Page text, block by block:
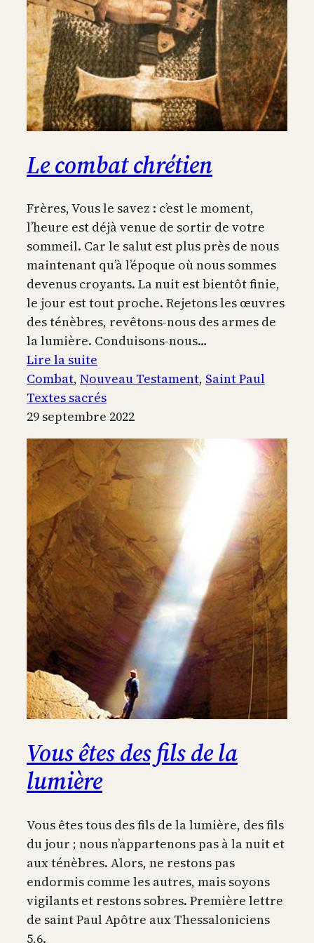
Le combat chrétien
Frères, Vous le savez : c’est le moment,
l’heure est déjà venue de sortir de votre
sommeil. Car le salut est plus près de nous
maintenant qu’à l’époque où nous sommes
devenus croyants. La nuit est bientôt finie,
le jour est tout proche. Rejetons les œuvres
des ténèbres, revêtons-nous des armes de
la lumière. Conduisons-nous…
Lire la suite
Le
combat
chrétien
Combat, Nouveau Testament, Saint Paul
Textes sacrés
29 septembre 2022
Vous êtes des fils de la
lumière
Vous êtes tous des fils de la lumière, des fils
du jour ; nous n’appartenons pas à la nuit et
aux ténèbres. Alors, ne restons pas
endormis comme les autres, mais soyons
vigilants et restons sobres. Première lettre
de saint Paul Apôtre aux Thessaloniciens
5,6.